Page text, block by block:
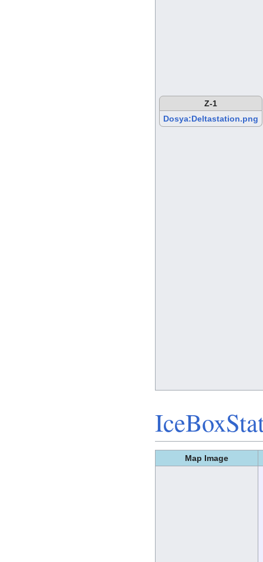
Z-1
Dosya:Deltastation.png
Map Image